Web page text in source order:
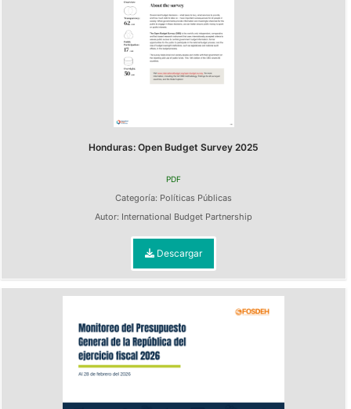
Honduras: Open Budget Survey 2025
PDF
Categoría: Políticas Públicas
Autor: International Budget Partnership
Descargar